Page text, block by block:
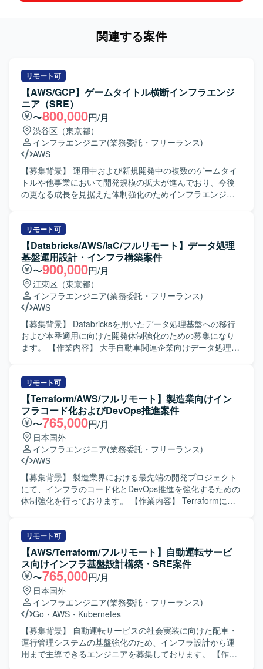
関連する案件
リモート可
【AWS/GCP】ゲームタイトル横断インフラエンジ
ニア（SRE）
〜800,000円/月
渋谷区（東京都）
インフラエンジニア(業務委託・フリーランス)
AWS
【募集背景】 運用中および新規開発中の複数のゲームタイ
トルや他事業において開発規模の拡大が進んでおり、今後
の更なる成長を見据えた体制強化のためインフラエンジニ
の協業を通じて組織とともに成長していただける方を求め
ております。 【作業内容】 ・スマートフォン向けゲームお
よびWebサービスのサーバインフラ環境の設計・構築・運
用を行います。 ・運用中および開発中のゲームタイトルを
横断して、インフラ面からプロジェクトを支援していただ
きます。 ・新しい技術の検証や導入展開を行い、サービス
にとって最適なインフラ構成の検討を行います。 ・パフォ
ーマンス向上やコスト削減など、インフラ面からの課題解
決に取り組んでいただきます。 【求める人物像】 ・インフ
ラアーキテクチャの検討や新技術のキャッチアップが好き
で、主体的に提案・改善に取り組める方を求めておりま
します。 ・事業やサービスの成長に合わせて、自身のスキ
ルや役割の拡張にも前向きに取り組める方を求めておりま
す。 【ポジションの魅力】 ・運用中および新規開発中の複
数の大型ゲームタイトルに横断的に関わることができ、多
様な開発フェーズや規模のプロジェクトで経験を積むこと
ができます。 ・SREチームの一員として、全プロジェクト
のインフラ設計・構築・運用に携わりながら、サービスの
パフォーマンス向上やコスト最適化に直接貢献できます。
・組織として新たな挑戦を歓迎するカルチャーの中で、大
きな裁量を持ち、長期的なキャリア形成と技術的成長を両
立できる環境です。 【開発環境】 ・複数の新規および運用
クリエイティブおよびゲーム開発に必要な機材や技術的イ
ンプットへの投資が積極的に行われており、勉強会参加や
R&Dなどを通じて継続的にスキルアップできる環境です。
リモート可
【Databricks/AWS/IaC/フルリモート】データ処理
基盤運用設計・インフラ構築案件
〜900,000円/月
江東区（東京都）
インフラエンジニア(業務委託・フリーランス)
AWS
【募集背景】 Databricksを用いたデータ処理基盤への移行
および本番適用に向けた開発体制強化のための募集になり
ます。 【作業内容】 大手自動車関連企業向けデータ処理基
なかった要件をDatabricksで実現するため、本番適用に向け
た運用設計およびインフラ基盤構築を行っていただきま
す。 具体的には、各サービス開発者に対するDatabricks移
行に向けた支援や各種調整、Databricks環境での運用設計お
よび運用手順書の作成、AWSおよびTerraform等を用いたイ
ンフラ基盤環境の構築などを実施していただきます。 【求
める人物像】 関係部署や開発者とのコミュニケーションを
円滑に行いながら、主体的に課題整理と調整を進めていた
だける方を求めております。 【ポジションの魅力】
Databricksを中心とした最新のデータ処理基盤の設計・構築
に携わることができ、大規模分散処理基盤の知見を深める
としてのスキルを幅広く磨いていただけます。 【開発環
境】 Databricks, AWS, Terraform などを用いたデータ処理
基盤およびインフラ基盤構成になります。
リモート可
【Terraform/AWS/フルリモート】製造業向けイン
フラコード化およびDevOps推進案件
〜765,000円/月
日本国外
インフラエンジニア(業務委託・フリーランス)
AWS
【募集背景】 製造業界における最先端の開発プロジェクト
にて、インフラのコード化とDevOps推進を強化するための
体制強化を行っております。 【作業内容】 Terraformによ
ード作成およびコードレビュー対応、Terraformのアプライ
作業と、それに伴う関係各所への連携・通知・調整を実施
していただきます。 また、CI/CDおよび評価運用の仕組み
化として、開発・運用基盤における効率的なCIプロセスの
設計および実装、開発環境（コードエディター）の整備と
ドキュメント化、クラウド上のWeb操作からコードエディ
ターへの移行に伴う拡張機能やツールの設定・検証、手順
書や仕様書の作成・アップデートのサポートを行っていた
だきます。 【求める人物像】 インフラのコード化や
DevOpsに主体的に取り組み、チームと連携しながら開発全
体の生産性向上に貢献していただける方を求めておりま
リモート可
【AWS/Terraform/フルリモート】自動運転サービ
ス向けインフラ基盤設計構築・SRE案件
〜765,000円/月
日本国外
インフラエンジニア(業務委託・フリーランス)
Go ・ AWS ・ Kubernetes
【募集背景】 自動運転サービスの社会実装に向けた配車・
運行管理システムの基盤強化のため、インフラ設計から運
用まで主導できるエンジニアを募集しております。 【作業